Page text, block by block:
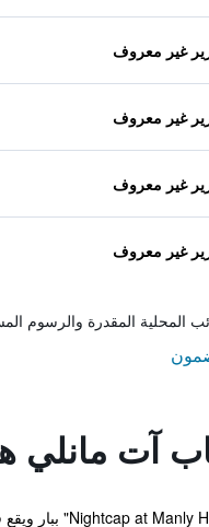
غير معروف
غير معروف
غير معروف
غير معروف
المحلية المقدرة والرسوم
آت مانلي